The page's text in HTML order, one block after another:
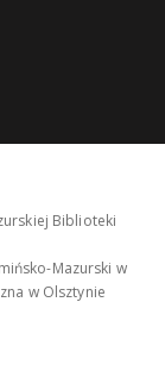
Biblioteki
Mazurski w
w Olsztynie